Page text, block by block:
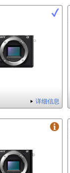
详细信息